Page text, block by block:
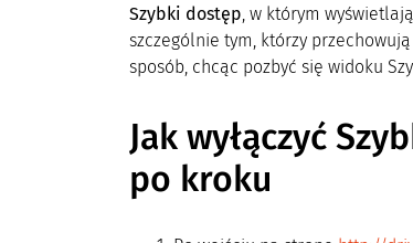
Szybki dostęp, w którym
szczególnie tym, którzy
sposób, chcąc pozbyć się widoku
Jak wyłączyć
po kroku